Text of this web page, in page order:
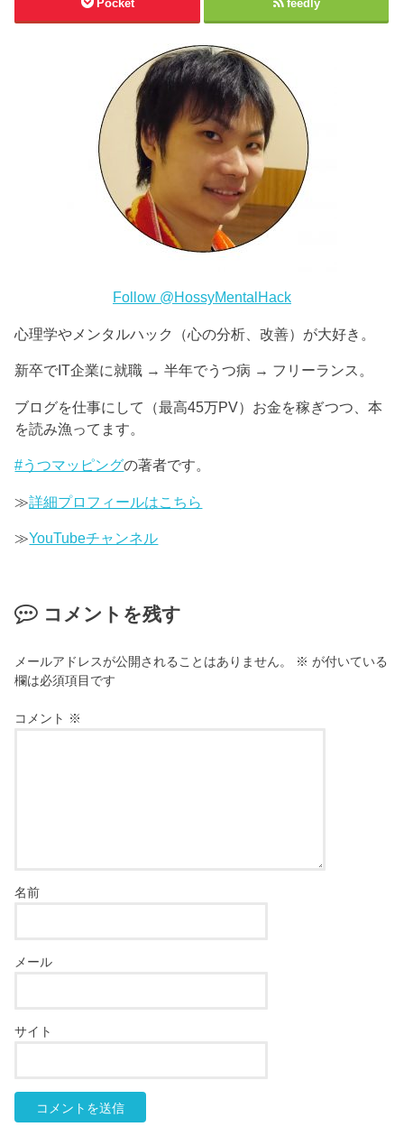
Pocket feedly
Follow @HossyMentalHack
心理学やメンタルハック（心の分析、改善）が大好き。
新卒でIT企業に就職 → 半年でうつ病 → フリーランス。
ブログを仕事にして（最高45万PV）お金を稼ぎつつ、本
を読み漁ってます。
#うつマッピングの著者です。
≫詳細プロフィールはこちら
≫YouTubeチャンネル
コメントを残す
メールアドレスが公開されることはありません。 ※ が付いている
欄は必須項目です
コメント ※
名前
メール
サイト